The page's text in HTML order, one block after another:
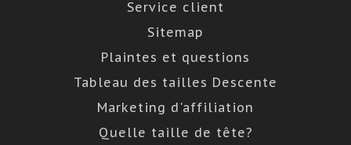
Service client
Sitemap
Plaintes et questions
Tableau des tailles Descente
Marketing d'affiliation
Quelle taille de tête?